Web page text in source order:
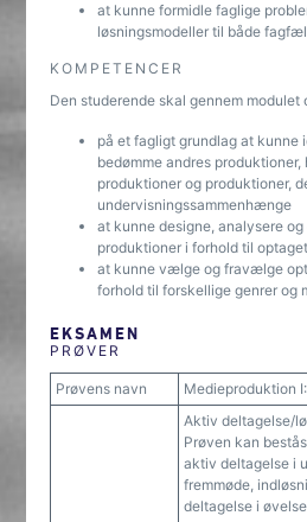
at kunne formidle faglige
løsningsmodeller til både
KOMPETENCER
Den studerende skal gennem
på et fagligt grundlag at kunne
bedømme andres
produktioner og produktioner,
undervisningssammenhænge
at kunne designe, analysere
produktioner i forhold til
at kunne vælge og fravælge
forhold til forskellige genrer og
EKSAMEN
PRØVER
Prøvens navn Medieproduktion
Aktiv deltagelse/
Prøven kan
aktiv deltagelse i
fremmøde,
deltagelse i